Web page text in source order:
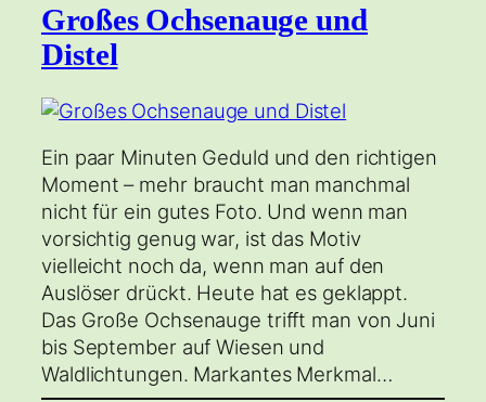
Großes Ochsenauge und
Distel
Ein paar Minuten Geduld und den richtigen
Moment – mehr braucht man manchmal
nicht für ein gutes Foto. Und wenn man
vorsichtig genug war, ist das Motiv
vielleicht noch da, wenn man auf den
Auslöser drückt. Heute hat es geklappt.
Das Große Ochsenauge trifft man von Juni
bis September auf Wiesen und
Waldlichtungen. Markantes Merkmal…